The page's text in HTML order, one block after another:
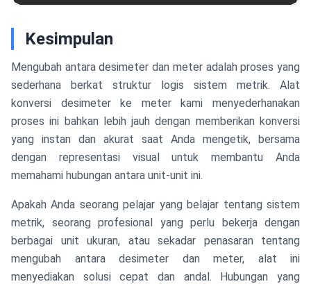
Kesimpulan
Mengubah antara desimeter dan meter adalah proses yang
sederhana berkat struktur logis sistem metrik. Alat
konversi desimeter ke meter kami menyederhanakan
proses ini bahkan lebih jauh dengan memberikan konversi
yang instan dan akurat saat Anda mengetik, bersama
dengan representasi visual untuk membantu Anda
memahami hubungan antara unit-unit ini.
Apakah Anda seorang pelajar yang belajar tentang sistem
metrik, seorang profesional yang perlu bekerja dengan
berbagai unit ukuran, atau sekadar penasaran tentang
mengubah antara desimeter dan meter, alat ini
menyediakan solusi cepat dan andal. Hubungan yang